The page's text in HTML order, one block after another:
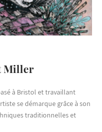
Miller
à Bristol et travaillant
se démarque grâce à son
traditionnelles et